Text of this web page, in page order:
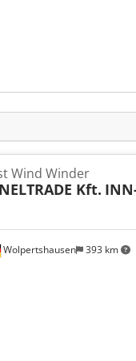
Wolpertshausen 393 km
Wind Winder
Kft.